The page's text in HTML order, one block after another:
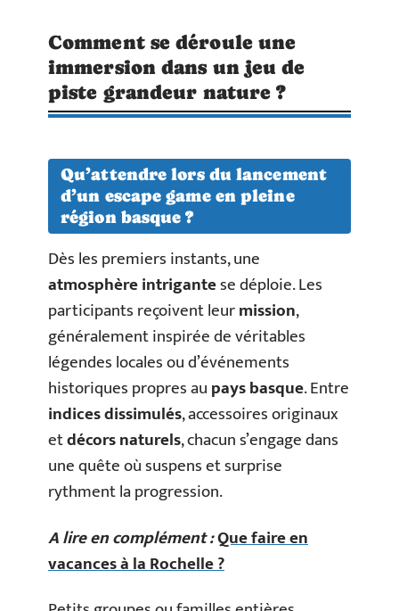
Comment se déroule une
immersion dans un jeu de
piste grandeur nature ?
Qu’attendre lors du lancement
d’un escape game en pleine
région basque ?
Dès les premiers instants, une
atmosphère intrigantese déploie. Les
participants reçoivent leurmission,
généralement inspirée de véritables
légendes locales ou d’événements
historiques propres aupays basque. Entre
indices dissimulés, accessoires originaux
etdécors naturels, chacun s’engage dans
une quête où suspens et surprise
rythment la progression.
A lire en complément :Que faire en
vacances à la Rochelle ?